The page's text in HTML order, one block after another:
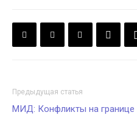
Предыдущая статья
МИД: Конфликты на границе